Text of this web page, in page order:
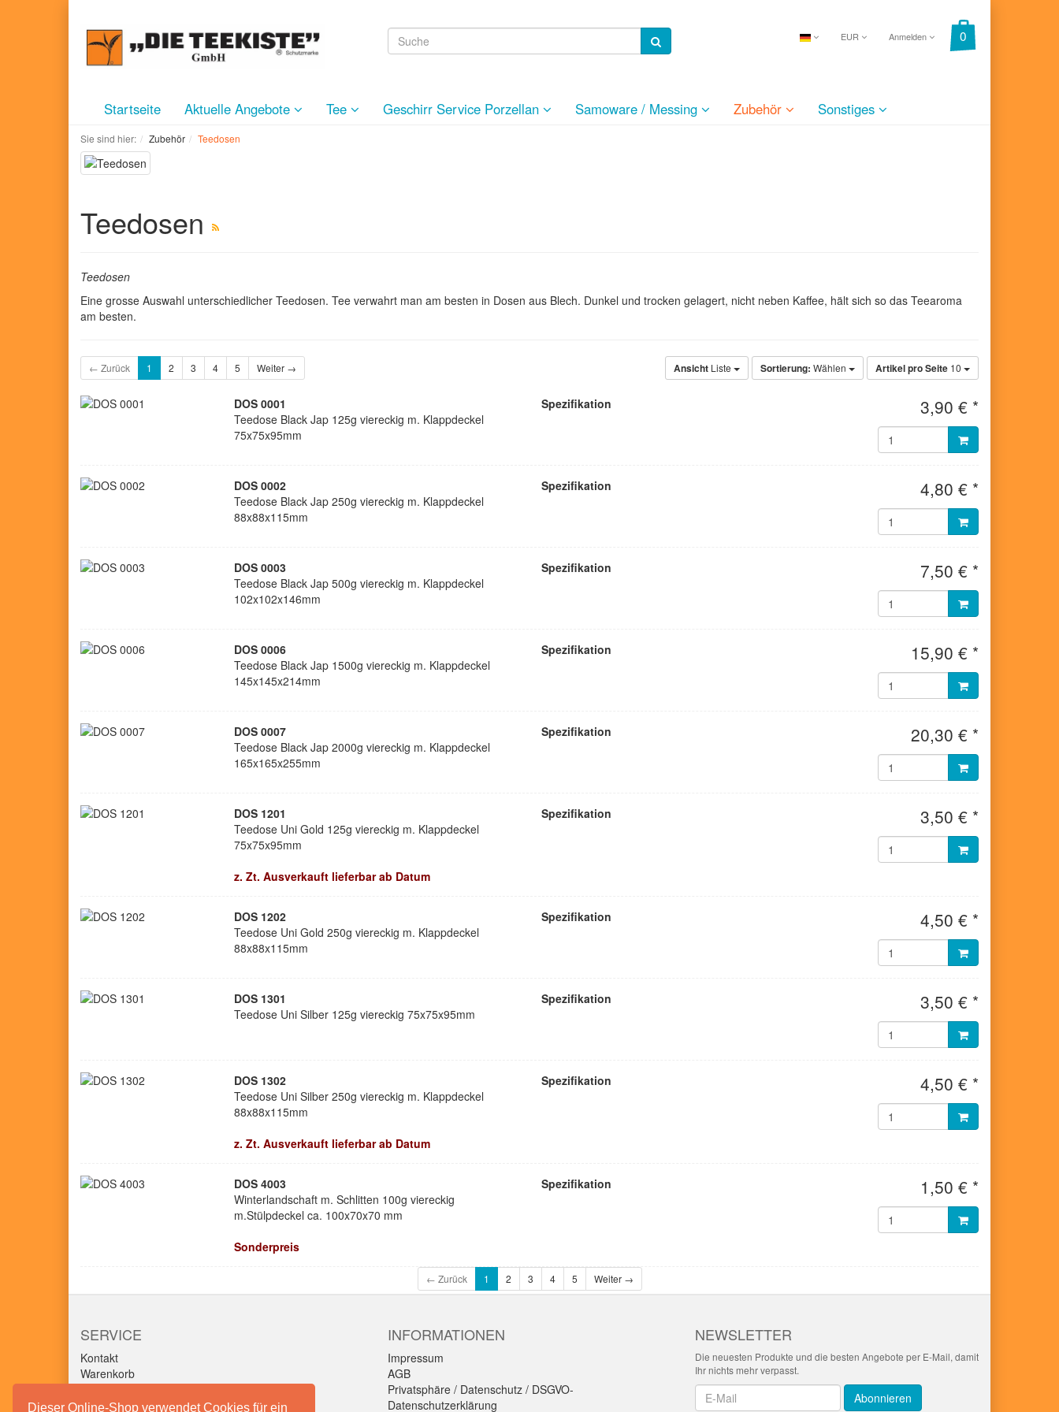
Dieser Online-Shop verwendet Cookies für ein
EUR Anmelden
Startseite Aktuelle Angebote Tee Geschirr Service Porzellan Samoware / Messing Zubehör Sonstiges
Sie sind hier: Zubehör Teedosen
Teedosen
Teedosen
Eine grosse Auswahl unterschiedlicher Teedosen. Tee verwahrt man am besten in Dosen aus Blech. Dunkel und trocken gelagert, nicht neben Kaffee, hält sich so das Teearoma
am besten.
← Zurück 1 2 3 4 5 Weiter → Ansicht Liste Sortierung: Wählen Artikel pro Seite 10
DOS 0001
Teedose Black Jap 125g viereckig m. Klappdeckel
75x75x95mm
Spezifikation 3,90 € *
DOS 0002
Teedose Black Jap 250g viereckig m. Klappdeckel
88x88x115mm
Spezifikation 4,80 € *
DOS 0003
Teedose Black Jap 500g viereckig m. Klappdeckel
102x102x146mm
Spezifikation 7,50 € *
DOS 0006
Teedose Black Jap 1500g viereckig m. Klappdeckel
145x145x214mm
Spezifikation 15,90 € *
DOS 0007
Teedose Black Jap 2000g viereckig m. Klappdeckel
165x165x255mm
Spezifikation 20,30 € *
DOS 1201
Teedose Uni Gold 125g viereckig m. Klappdeckel
75x75x95mm
z. Zt. Ausverkauft lieferbar ab Datum
Spezifikation 3,50 € *
DOS 1202
Teedose Uni Gold 250g viereckig m. Klappdeckel
88x88x115mm
Spezifikation 4,50 € *
DOS 1301
Teedose Uni Silber 125g viereckig 75x75x95mm
Spezifikation 3,50 € *
DOS 1302
Teedose Uni Silber 250g viereckig m. Klappdeckel
88x88x115mm
z. Zt. Ausverkauft lieferbar ab Datum
Spezifikation 4,50 € *
DOS 4003
Winterlandschaft m. Schlitten 100g viereckig
m.Stülpdeckel ca. 100x70x70 mm
Sonderpreis
Spezifikation 1,50 € *
← Zurück 1 2 3 4 5 Weiter →
SERVICE
Kontakt
Warenkorb
Merkzettel
INFORMATIONEN
Impressum
AGB
Privatsphäre / Datenschutz / DSGVO-
Datenschutzerklärung
NEWSLETTER
Die neuesten Produkte und die besten Angebote per E-Mail, damit
Ihr nichts mehr verpasst.
Newsletter Abonnieren